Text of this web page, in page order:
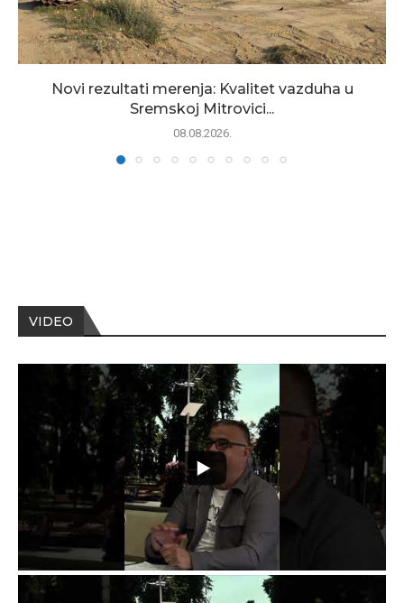
Novi rezultati merenja: Kvalitet vazduha u
Sremskoj Mitrovici...
08.08.2026.
VIDEO